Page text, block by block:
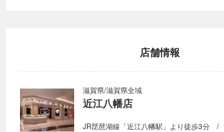
店舗情報
滋賀県/滋賀県全域
近江八幡店
JR琵琶湖線「近江八幡駅」より徒歩3分